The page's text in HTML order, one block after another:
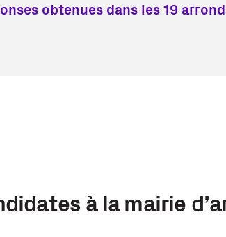
obtenues dans les 19
à la mairie